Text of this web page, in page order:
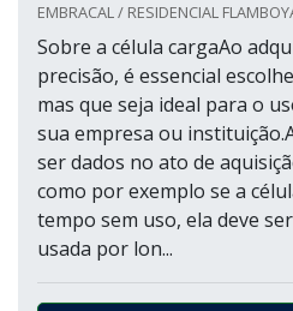
EMBRACAL / RESIDENCIAL
Sobre a célula cargaAo
precisão, é essencial
mas que seja ideal para o
sua empresa ou
ser dados no ato de
como por exemplo se a
tempo sem uso, ela deve
usada por lon...